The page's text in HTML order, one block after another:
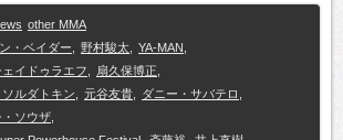
other MMA
・ベイダー 野村駿太 YA-MAN
イドゥラエフ
扇久保博正
ルダトキン
元谷友貴 ダニー・サバテロ
ソウザ